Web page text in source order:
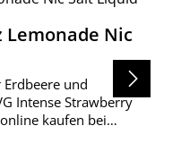
Lemonade Nic
und
Intense Strawberry
kaufen bei